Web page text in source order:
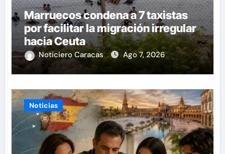
Marruecos condena a 7 taxistas
por facilitar la migración irregular
hacia Ceuta
Noticiero Caracas Ago 7, 2026
Noticias